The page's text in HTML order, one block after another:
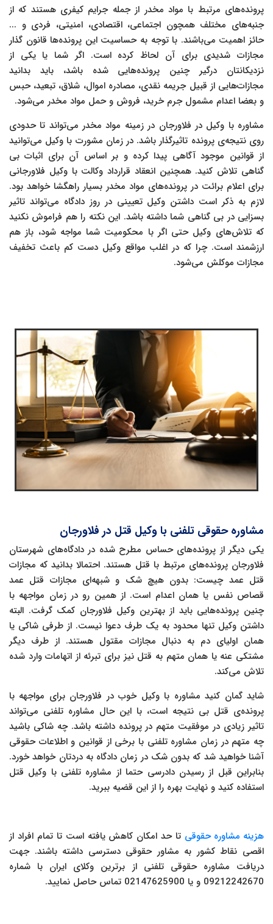
پرونده‌های مرتبط با مواد مخدر از جمله جرایم کیفری هستند که از
جنبه‌های مختلف همچون اجتماعی، اقتصادی، امنیتی، فردی و ...
حائز اهمیت می‌باشند. با توجه به حساسیت این پرونده‌ها قانون گذار
مجازات شدیدی برای آن لحاظ کرده است. اگر شما یا یکی از
نزدیکانتان درگیر چنین پرونده‌هایی شده باشد، باید بدانید
مجازات‌هایی از قبیل جریمه نقدی، مصادره اموال، شلاق، تبعید، حبس
و بعضا اعدام مشمول جرم خرید، فروش و حمل مواد مخدر می‌شود.
مشاوره با وکیل در فلاورجان در زمینه مواد مخدر می‌تواند تا حدودی
روی نتیجه‌ی پرونده تاثیرگذار باشد. در زمان مشورت با وکیل می‌توانید
از قوانین موجود آگاهی پیدا کرده و بر اساس آن برای اثبات بی
گناهی تلاش کنید. همچنین انعقاد قرارداد وکالت با وکیل فلاورجانی
برای اعلام برائت در پرونده‌های مواد مخدر بسیار راهگشا خواهد بود.
لازم به ذکر است داشتن وکیل تعیینی در روز دادگاه می‌تواند تاثیر
بسزایی در بی گناهی شما داشته باشد. این نکته را هم فراموش نکنید
که تلاش‌های وکیل حتی اگر با محکومیت شما مواجه شود، باز هم
ارزشمند است. چرا که در اغلب مواقع وکیل دست کم باعث تخفیف
مجازات موکلش می‌شود.
مشاوره حقوقی تلفنی با وکیل قتل در فلاورجان
یکی دیگر از پرونده‌های حساس مطرح شده در دادگاه‌های شهرستان
فلاورجان پرونده‌های مرتبط با قتل هستند. احتمالا بدانید که مجازات
قتل عمد چیست: بدون هیچ شک و شبهه‌ای مجازات قتل عمد
قصاص نفس یا همان اعدام است. از همین رو در زمان مواجهه با
چنین پرونده‌هایی باید از بهترین وکیل فلاورجان کمک گرفت. البته
داشتن وکیل تنها محدود به یک طرف دعوا نیست. از طرفی شاکی یا
همان اولیای دم به دنبال مجازات مقتول هستند. از طرف دیگر
مشتکی عنه یا همان متهم به قتل نیز برای تبرئه از اتهامات وارد شده
تلاش می‌کند.
شاید گمان کنید مشاوره با وکیل خوب در فلاورجان برای مواجهه با
پرونده‌ی قتل بی نتیجه است، با این حال مشاوره تلفنی می‌تواند
تاثیر زیادی در موفقیت متهم در پرونده داشته باشد. چه شاکی باشید
چه متهم در زمان مشاوره تلفنی با برخی از قوانین و اطلاعات حقوقی
آشنا خواهید شد که بدون شک در زمان دادگاه به دردتان خواهد خورد.
بنابراین قبل از رسیدن دادرسی حتما از مشاوره تلفنی با وکیل قتل
استفاده کنید و نهایت بهره را از این قضیه ببرید.
هزینه مشاوره حقوقی تا حد امکان کاهش یافته است تا تمام افراد از
اقصی نقاط کشور به مشاور حقوقی دسترسی داشته باشند. جهت
دریافت مشاوره حقوقی تلفنی از برترین وکلای ایران با شماره
09212242670 و یا 02147625900 تماس حاصل نمایید.